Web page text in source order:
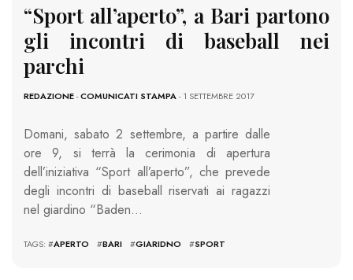
“Sport all’aperto”, a Bari partono
gli incontri di baseball nei
parchi
REDAZIONE-COMUNICATI STAMPA- 1 SETTEMBRE 2017
Domani, sabato 2 settembre, a partire dalle
ore 9, si terrà la cerimonia di apertura
dell’iniziativa “Sport all’aperto”, che prevede
degli incontri di baseball riservati ai ragazzi
nel giardino “Baden…
TAGS: #APERTO #BARI #GIARIDNO #SPORT